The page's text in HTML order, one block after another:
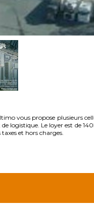
vous propose plusieurs
logistique. Le loyer est de
et hors charges.